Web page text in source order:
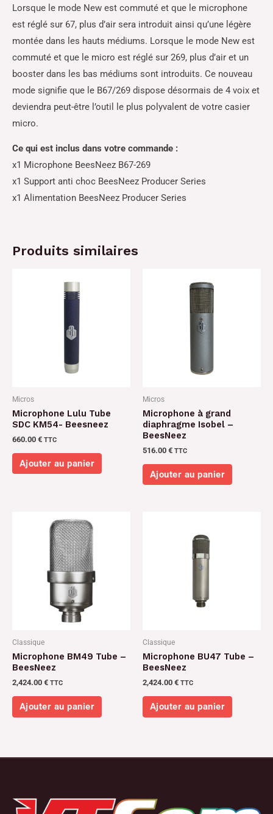
Lorsque le mode New est commuté et que le microphone
est réglé sur 67, plus d’air sera introduit ainsi qu’une légère
montée dans les hauts médiums. Lorsque le mode New est
commuté et que le micro est réglé sur 269, plus d’air et un
booster dans les bas médiums sont introduits. Ce nouveau
mode signifie que le B67/269 dispose désormais de 4 voix et
deviendra peut-être l’outil le plus polyvalent de votre casier
micro.
Ce qui est inclus dans votre commande :
x1 Microphone BeesNeez B67-269
x1 Support anti choc BeesNeez Producer Series
x1 Alimentation BeesNeez Producer Series
Produits similaires
Micros
Microphone Lulu Tube
SDC KM54- Beesneez
660.00 € TTC
Ajouter au panier
Micros
Microphone à grand
diaphragme Isobel –
BeesNeez
516.00 € TTC
Ajouter au panier
Classique
Microphone BM49 Tube –
BeesNeez
2,424.00 € TTC
Ajouter au panier
Classique
Microphone BU47 Tube –
BeesNeez
2,424.00 € TTC
Ajouter au panier